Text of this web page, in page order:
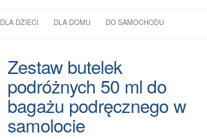
DLA DZIECI DLA DOMU DO SAMOCHODU
Zestaw butelek
podróżnych 50 ml do
bagażu podręcznego w
samolocie